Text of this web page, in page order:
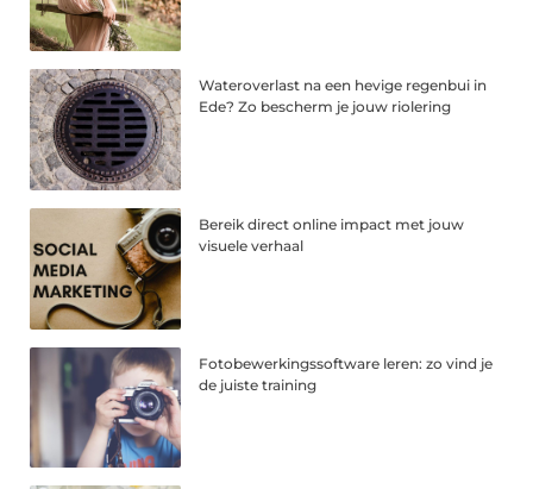
Wateroverlast na een hevige regenbui in
Ede? Zo bescherm je jouw riolering
Bereik direct online impact met jouw
visuele verhaal
Fotobewerkingssoftware leren: zo vind je
de juiste training